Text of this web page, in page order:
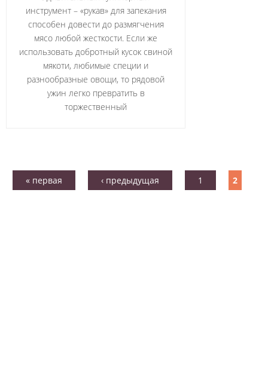
инструмент – «рукав» для запекания
способен довести до размягчения
мясо любой жесткости. Если же
использовать добротный кусок свиной
мякоти, любимые специи и
разнообразные овощи, то рядовой
ужин легко превратить в
торжественный
« первая ‹ предыдущая 1 2